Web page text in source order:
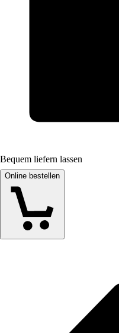
Bequem liefern lassen
Online bestellen